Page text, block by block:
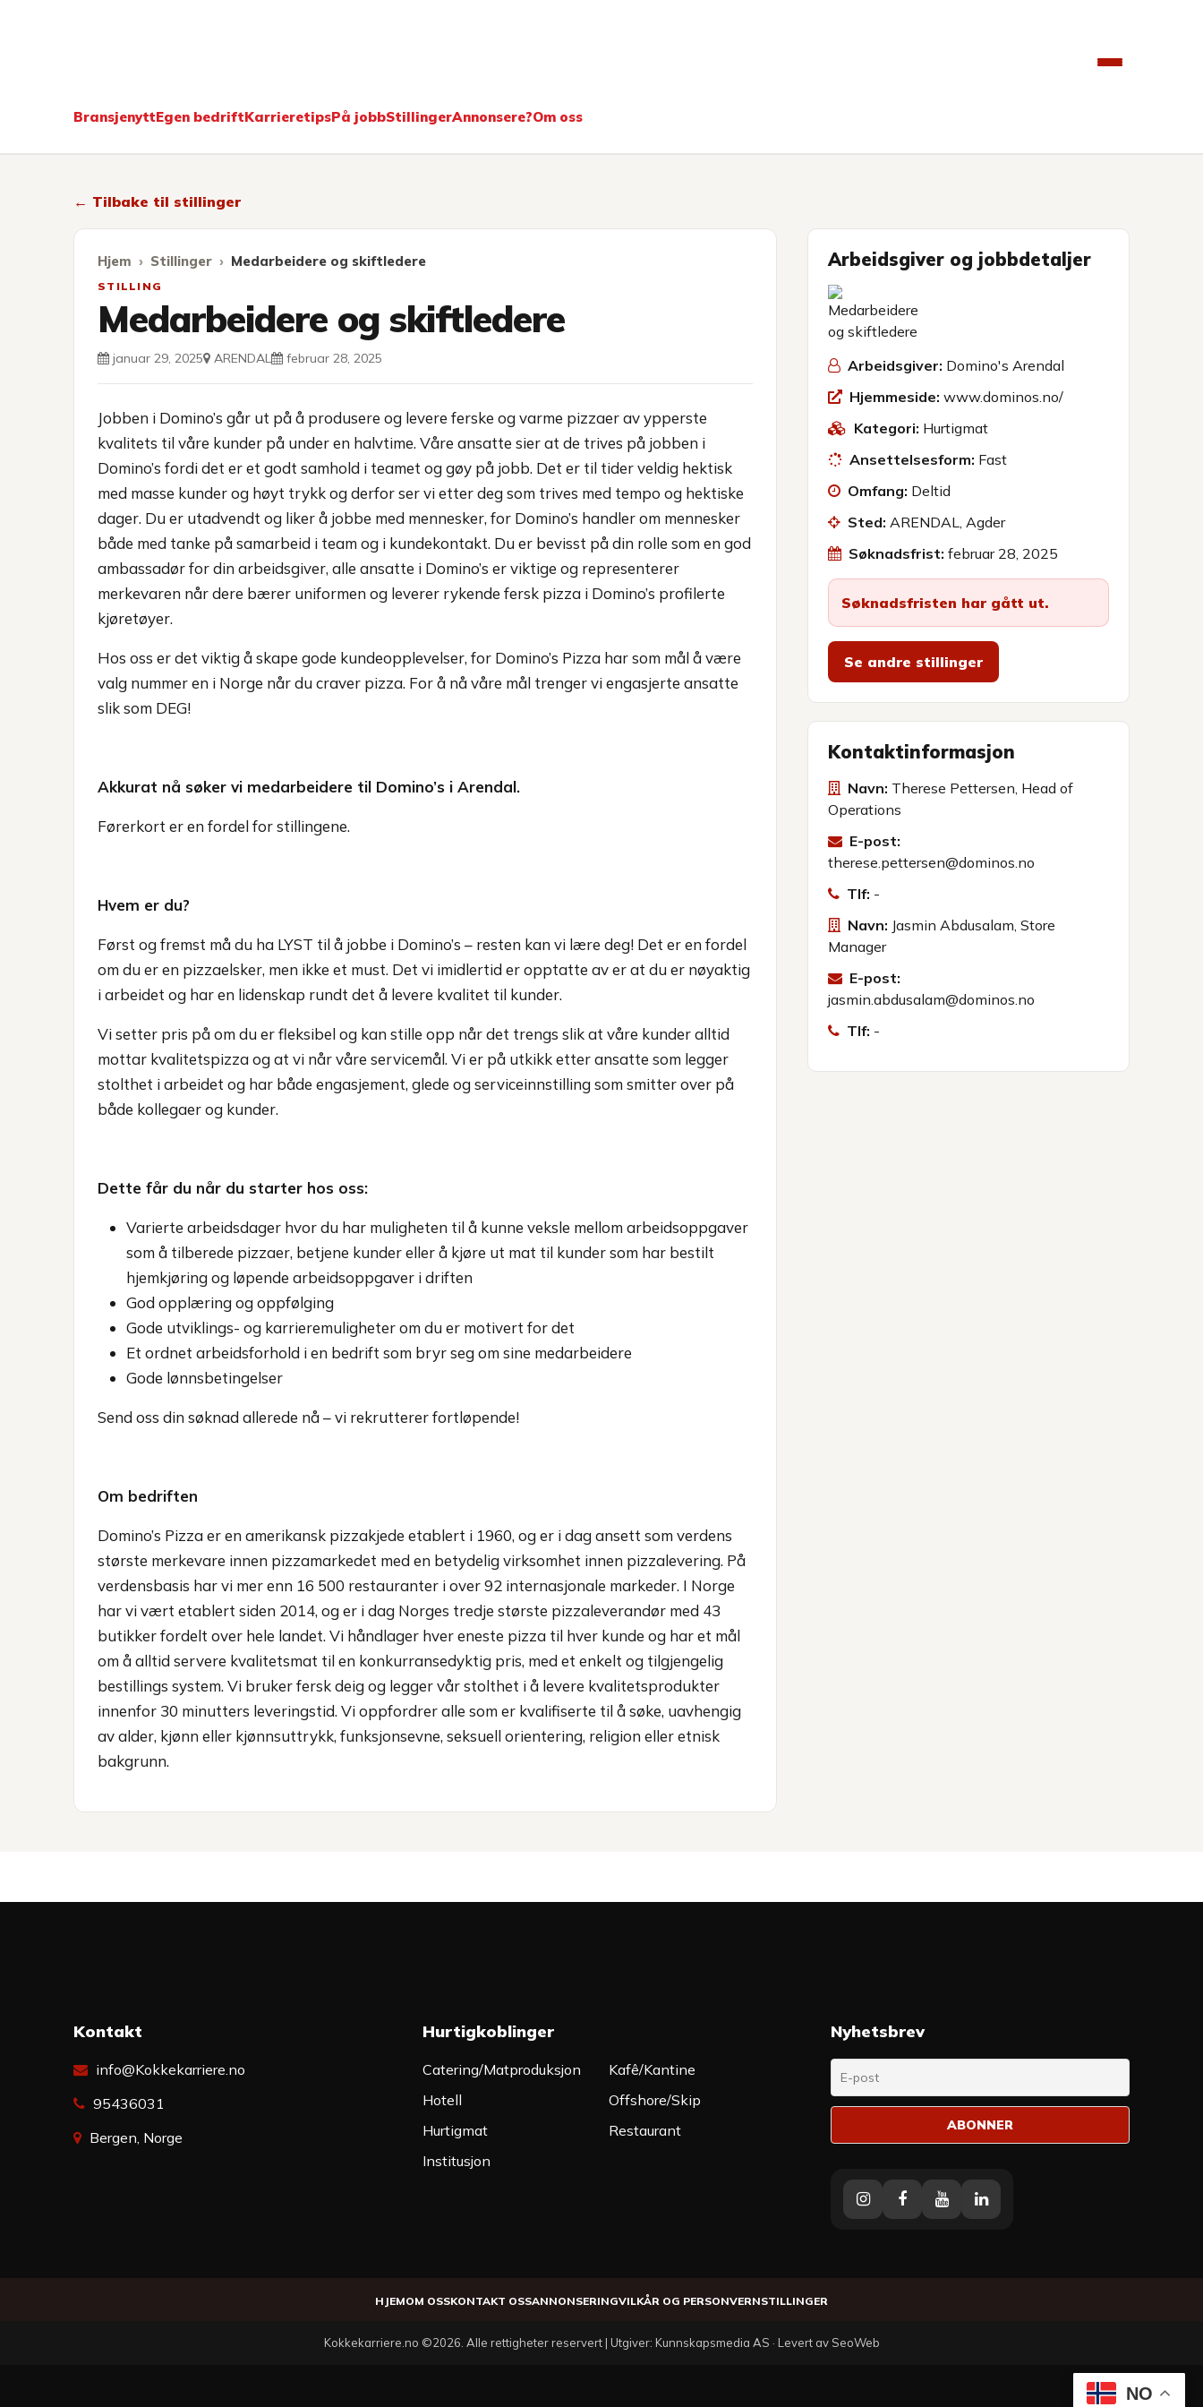
Kokkekarriere
BransjenyttEgen bedriftKarrieretipsPå jobbStillingerAnnonsere?Om oss
← Tilbake til stillinger
Hjem Stillinger Medarbeidere og skiftledere
STILLING
Medarbeidere og skiftledere
januar 29, 2025 ARENDAL februar 28, 2025
Jobben i Domino’s går ut på å produsere og levere ferske og varme pizzaer av ypperste
kvalitets til våre kunder på under en halvtime. Våre ansatte sier at de trives på jobben i
Domino’s fordi det er et godt samhold i teamet og gøy på jobb. Det er til tider veldig hektisk
med masse kunder og høyt trykk og derfor ser vi etter deg som trives med tempo og hektiske
dager. Du er utadvendt og liker å jobbe med mennesker, for Domino’s handler om mennesker
både med tanke på samarbeid i team og i kundekontakt. Du er bevisst på din rolle som en god
ambassadør for din arbeidsgiver, alle ansatte i Domino’s er viktige og representerer
merkevaren når dere bærer uniformen og leverer rykende fersk pizza i Domino’s profilerte
kjøretøyer.
Hos oss er det viktig å skape gode kundeopplevelser, for Domino’s Pizza har som mål å være
valg nummer en i Norge når du craver pizza. For å nå våre mål trenger vi engasjerte ansatte
slik som DEG!
Akkurat nå søker vi medarbeidere til Domino’s i Arendal.
Førerkort er en fordel for stillingene.
Hvem er du?
Først og fremst må du ha LYST til å jobbe i Domino’s – resten kan vi lære deg! Det er en fordel
om du er en pizzaelsker, men ikke et must. Det vi imidlertid er opptatte av er at du er nøyaktig
i arbeidet og har en lidenskap rundt det å levere kvalitet til kunder.
Vi setter pris på om du er fleksibel og kan stille opp når det trengs slik at våre kunder alltid
mottar kvalitetspizza og at vi når våre servicemål. Vi er på utkikk etter ansatte som legger
stolthet i arbeidet og har både engasjement, glede og serviceinnstilling som smitter over på
både kollegaer og kunder.
Dette får du når du starter hos oss:
Varierte arbeidsdager hvor du har muligheten til å kunne veksle mellom arbeidsoppgaver
som å tilberede pizzaer, betjene kunder eller å kjøre ut mat til kunder som har bestilt
hjemkjøring og løpende arbeidsoppgaver i driften
God opplæring og oppfølging
Gode utviklings- og karrieremuligheter om du er motivert for det
Et ordnet arbeidsforhold i en bedrift som bryr seg om sine medarbeidere
Gode lønnsbetingelser
Send oss din søknad allerede nå – vi rekrutterer fortløpende!
Om bedriften
Domino’s Pizza er en amerikansk pizzakjede etablert i 1960, og er i dag ansett som verdens
største merkevare innen pizzamarkedet med en betydelig virksomhet innen pizzalevering. På
verdensbasis har vi mer enn 16 500 restauranter i over 92 internasjonale markeder. I Norge
har vi vært etablert siden 2014, og er i dag Norges tredje største pizzaleverandør med 43
butikker fordelt over hele landet. Vi håndlager hver eneste pizza til hver kunde og har et mål
om å alltid servere kvalitetsmat til en konkurransedyktig pris, med et enkelt og tilgjengelig
bestillings system. Vi bruker fersk deig og legger vår stolthet i å levere kvalitetsprodukter
innenfor 30 minutters leveringstid. Vi oppfordrer alle som er kvalifiserte til å søke, uavhengig
av alder, kjønn eller kjønnsuttrykk, funksjonsevne, seksuell orientering, religion eller etnisk
bakgrunn.
Arbeidsgiver og jobbdetaljer
Arbeidsgiver: Domino's Arendal
Hjemmeside: www.dominos.no/
Kategori: Hurtigmat
Ansettelsesform: Fast
Omfang: Deltid
Sted: ARENDAL, Agder
Søknadsfrist: februar 28, 2025
Søknadsfristen har gått ut.
Se andre stillinger
Kontaktinformasjon
Navn: Therese Pettersen, Head of
Operations
E-post:
therese.pettersen@dominos.no
Tlf: -
Navn: Jasmin Abdusalam, Store
Manager
E-post:
jasmin.abdusalam@dominos.no
Tlf: -
Kontakt
info@Kokkekarriere.no
95436031
Bergen, Norge
Hurtigkoblinger
Catering/Matproduksjon
Hotell
Hurtigmat
Institusjon
Kafê/Kantine
Offshore/Skip
Restaurant
Nyhetsbrev
InstagramFacebookYoutubeLinkedin
HJEMOM OSSKONTAKT OSSANNONSERINGVILKÅR OG PERSONVERNSTILLINGER
Kokkekarriere.no ©2026. Alle rettigheter reservert | Utgiver: Kunnskapsmedia AS · Levert av SeoWeb
NO